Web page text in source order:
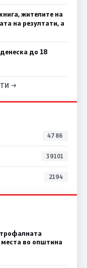
жителите на
на резултати, а
до 18
→
4786
39101
2194
места во општина